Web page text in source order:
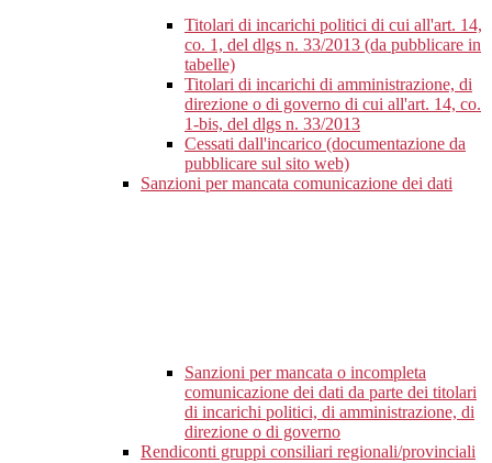
Titolari di incarichi politici di cui all'art. 14,
co. 1, del dlgs n. 33/2013 (da pubblicare in
tabelle)
Titolari di incarichi di amministrazione, di
direzione o di governo di cui all'art. 14, co.
1-bis, del dlgs n. 33/2013
Cessati dall'incarico (documentazione da
pubblicare sul sito web)
Sanzioni per mancata comunicazione dei dati
Sanzioni per mancata o incompleta
comunicazione dei dati da parte dei titolari
di incarichi politici, di amministrazione, di
direzione o di governo
Rendiconti gruppi consiliari regionali/provinciali